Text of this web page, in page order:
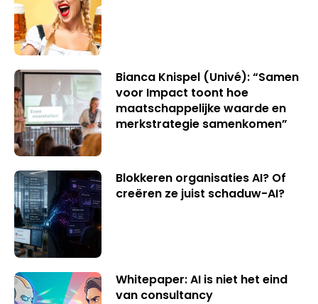
Bianca Knispel (Univé): “Samen
voor Impact toont hoe
maatschappelijke waarde en
merkstrategie samenkomen”
Blokkeren organisaties AI? Of
creëren ze juist schaduw-AI?
Whitepaper: AI is niet het eind
van consultancy